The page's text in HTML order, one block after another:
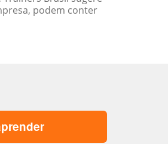
podem conter